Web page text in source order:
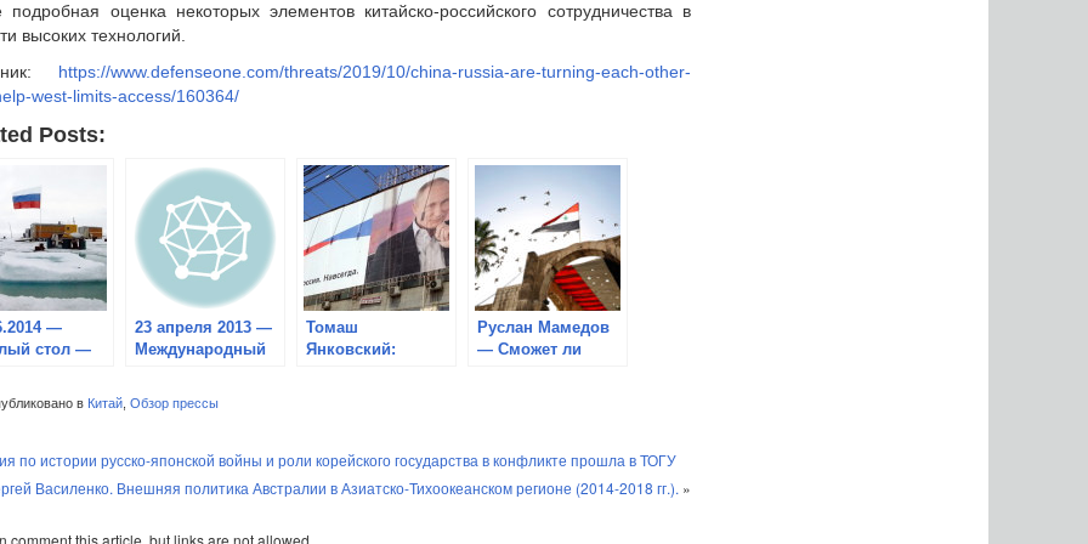
подробная оценка некоторых элементов китайско-российского сотрудничества в
высоких технологий.
https://www.defenseone.com/threats/2019/10/china-russia-are-turning-each-other-
west-limits-access/160364/
Posts:
—
стол —
и
23 апреля 2013 —
Международный
Великобритания в
истории и
взаимоотношений»
Томаш
Янковский:
Руслан Мамедов
— Сможет ли
в Китай Обзор прессы
по истории русско-японской войны и роли корейского государства в конфликте прошла в ТОГУ
Василенко. Внешняя политика Австралии в Азиатско-Тихоокеанском регионе (2014-2018 гг.). »
comment this article, but links are not allowed.